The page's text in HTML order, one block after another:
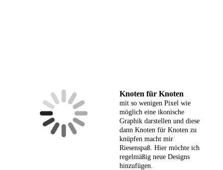
Knoten für Knoten
mit so wenigen Pixel wie
möglich eine ikonische
Graphik darstellen und diese
dann Knoten für Knoten zu
knüpfen macht mir
Riesenspaß. Hier möchte ich
regelmäßig neue Designs
hinzufügen.